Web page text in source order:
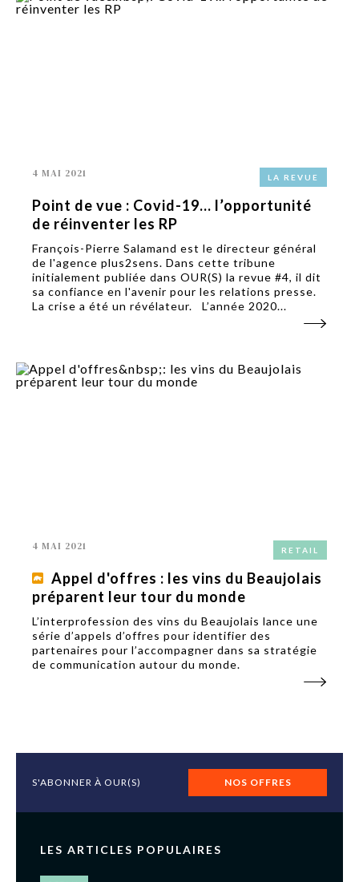
LA REVUE
4 MAI 2021
Point de vue : Covid-19... l’opportunité
de réinventer les RP
François-Pierre Salamand est le directeur général
de l'agence plus2sens. Dans cette tribune
initialement publiée dans OUR(S) la revue #4, il dit
sa confiance en l'avenir pour les relations presse.
La crise a été un révélateur. L’année 2020...
RETAIL
4 MAI 2021
Appel d'offres : les vins du Beaujolais
préparent leur tour du monde
L’interprofession des vins du Beaujolais lance une
série d’appels d’offres pour identifier des
partenaires pour l’accompagner dans sa stratégie
de communication autour du monde.
S'ABONNER À OUR(S) NOS OFFRES
LES ARTICLES POPULAIRES